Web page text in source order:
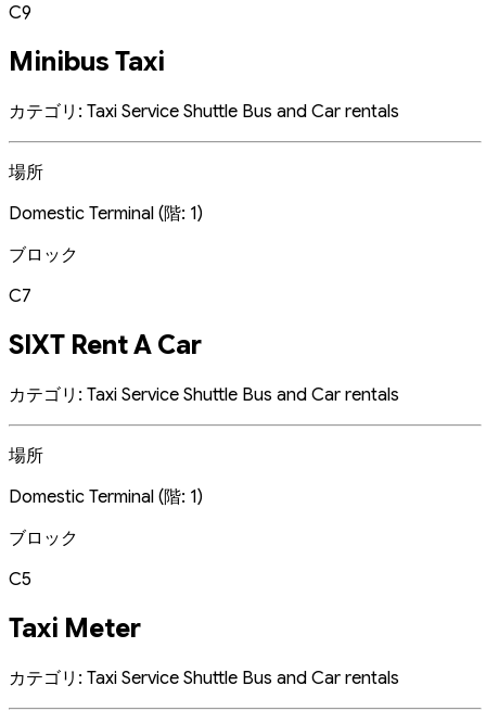
C9
Minibus Taxi
カテゴリ: Taxi Service Shuttle Bus and Car rentals
場所
Domestic Terminal (階: 1)
ブロック
C7
SIXT Rent A Car
カテゴリ: Taxi Service Shuttle Bus and Car rentals
場所
Domestic Terminal (階: 1)
ブロック
C5
Taxi Meter
カテゴリ: Taxi Service Shuttle Bus and Car rentals